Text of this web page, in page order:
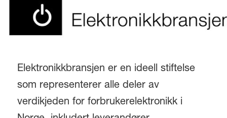
Elektronikkbransjen er en ideell stiftelse
som representerer alle deler av
verdikjeden for forbrukerelektronikk i